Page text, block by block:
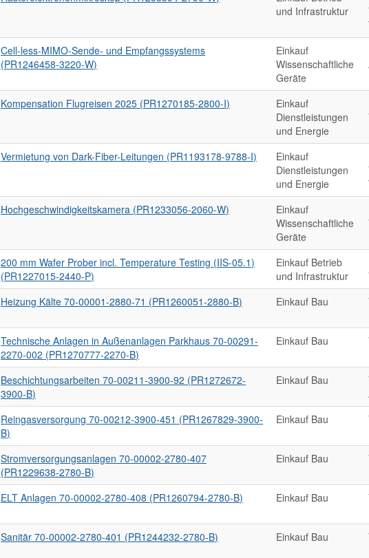
und Infrastruktur
Cell-less-MIMO-Sende- und Empfangssystems
(PR1246458-3220-W)
Einkauf
Wissenschaftliche
Geräte
Kompensation Flugreisen 2025 (PR1270185-2800-I)
Einkauf
Dienstleistungen
und Energie
Vermietung von Dark-Fiber-Leitungen (PR1193178-9788-I)
Einkauf
Dienstleistungen
und Energie
Hochgeschwindigkeitskamera (PR1233056-2060-W)
Einkauf
Wissenschaftliche
Geräte
200 mm Wafer Prober incl. Temperature Testing (IIS-05.1)
(PR1227015-2440-P)
Einkauf Betrieb
und Infrastruktur
Heizung Kälte 70-00001-2880-71 (PR1260051-2880-B) Einkauf Bau
Technische Anlagen in Außenanlagen Parkhaus 70-00291-
2270-002 (PR1270777-2270-B)
Einkauf Bau
Beschichtungsarbeiten 70-00211-3900-92 (PR1272672-
3900-B)
Einkauf Bau
Reingasversorgung 70-00212-3900-451 (PR1267829-3900-
B)
Einkauf Bau
Stromversorgungsanlagen 70-00002-2780-407
(PR1229638-2780-B)
Einkauf Bau
ELT Anlagen 70-00002-2780-408 (PR1260794-2780-B) Einkauf Bau
Sanitär 70-00002-2780-401 (PR1244232-2780-B) Einkauf Bau